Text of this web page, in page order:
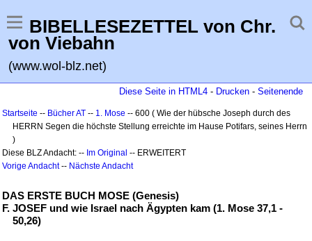
BIBELLESEZETTEL von Chr.
von Viebahn
(www.wol-blz.net)
Diese Seite in HTML4 - Drucken - Seitenende
Startseite -- Bücher AT -- 1. Mose -- 600 ( Wie der hübsche Joseph durch des
HERRN Segen die höchste Stellung erreichte im Hause Potifars, seines Herrn
)
Diese BLZ Andacht: -- Im Original -- ERWEITERT
Vorige Andacht-- Nächste Andacht
DAS ERSTE BUCH MOSE (Genesis)
F. JOSEF und wie Israel nach Ägypten kam (1. Mose 37,1 -
50,26)